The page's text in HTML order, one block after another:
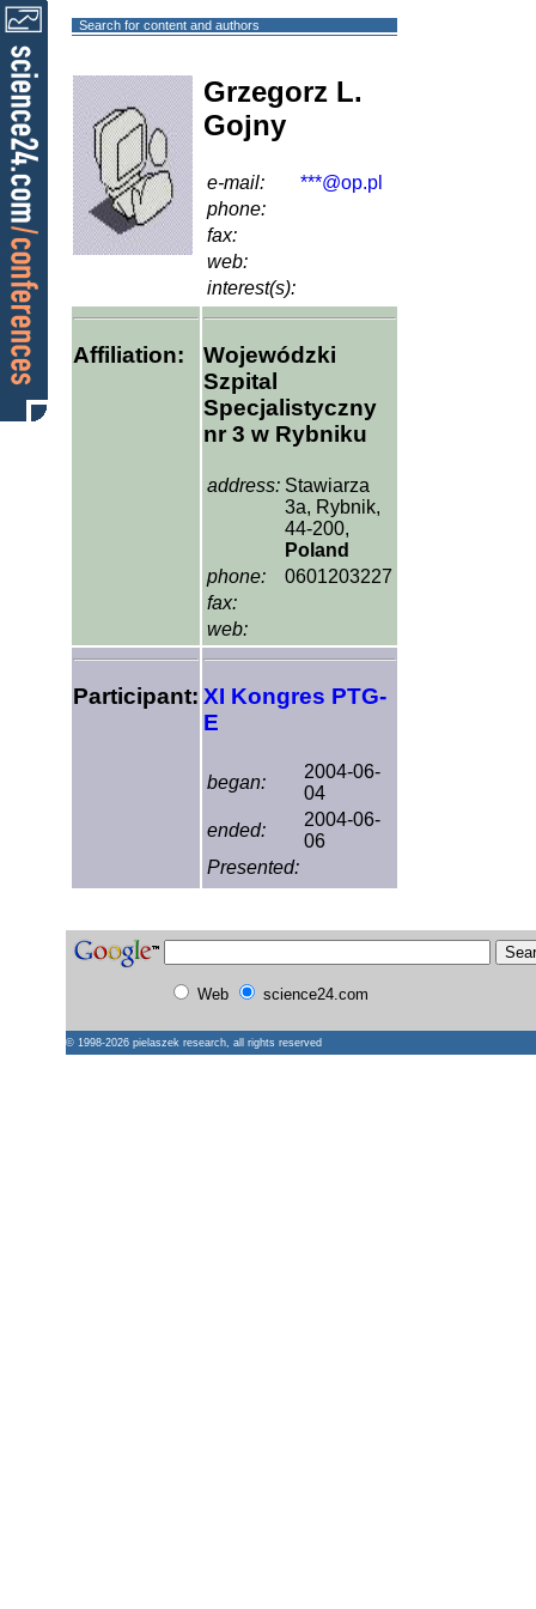
Search for content and authors
Grzegorz L.
Gojny
e-mail:
***@op.pl
phone:
fax:
web:
interest(s):
Affiliation:
Wojewódzki
Szpital
Specjalistyczny
nr 3 w Rybniku
address: Stawiarza
3a, Rybnik,
44-200,
Poland
phone:
0601203227
fax:
web:
Participant: XI Kongres PTG-
E
began:
2004-06-
04
ended:
2004-06-
06
Presented:
Web science24.com
© 1998-2026 pielaszek research, all rights reserved